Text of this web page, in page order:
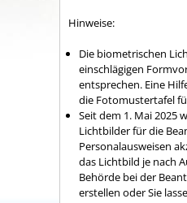
Hinweise:
Die biometrischen
einschlägigen
entsprechen. Eine
die Fotomustertafel
Seit dem 1. Mai 2025
Lichtbilder für die
Personalausweisen
das Lichtbild je nach
Behörde bei der
erstellen oder Sie